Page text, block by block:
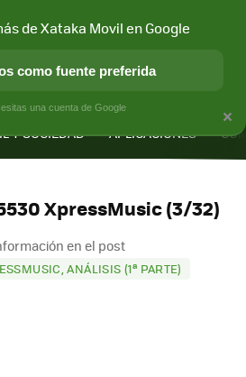
Y SOCIEDAD APLICACIONES
XpressMusic (3/32)
en el post
ANÁLISIS (1ª PARTE)
×
de Xataka Movil en Google
como fuente preferida
una cuenta de Google